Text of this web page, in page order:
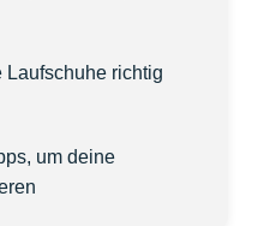
Laufschuhe richtig
um deine